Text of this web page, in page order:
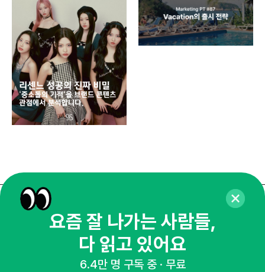
매주 화요일 아침,
마케팅 감각을 깨워 드릴게요!
65,043명의 마케터를 성장시키는 뉴스레터
요즘 잘 나가는 사람들,
다 읽고 있어요
6.4만 명 구독 중 · 무료